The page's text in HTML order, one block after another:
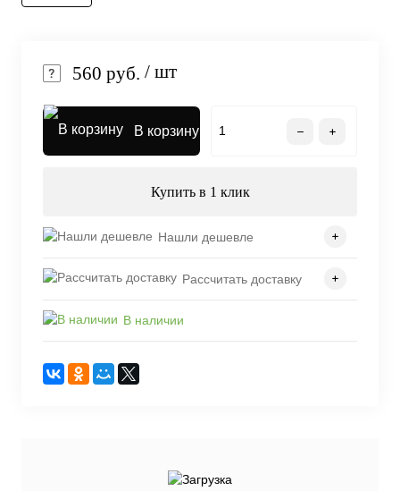
560 руб. / шт
В корзину
Купить в 1 клик
Нашли дешевле
Рассчитать доставку
В наличии